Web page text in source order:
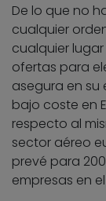
De lo que no
cualquier
cualquier
ofertas para
asegura en su
bajo coste en
respecto al
sector aéreo
prevé para
empresas en